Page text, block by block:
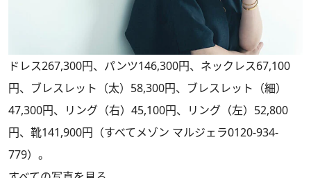
ドレス267,300円、パンツ146,300円、ネックレス67,100
円、ブレスレット（太）58,300円、ブレスレット（細）
47,300円、リング（右）45,100円、リング（左）52,800
円、靴141,900円（すべてメゾン マルジェラ0120-934-
779）。